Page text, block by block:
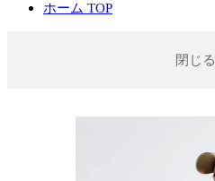
ホーム TOP
閉じる